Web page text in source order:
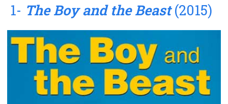
1- The Boy and the Beast(2015)